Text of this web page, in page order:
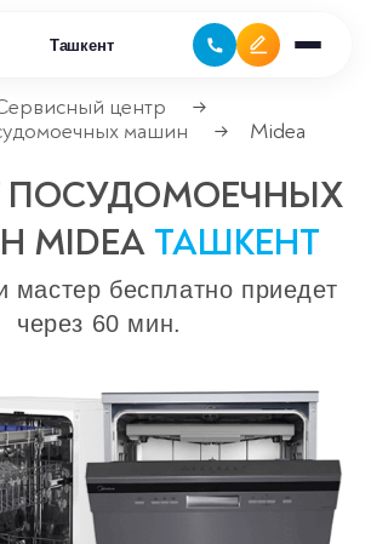
Ташкент
техники
бытовой техники
техники
техники
центр
→
машин
→ Midea
ПОСУДОМОЕЧНЫХ
MIDEA ТАШКЕНТ
мастер бесплатно приедет
через 60 мин.